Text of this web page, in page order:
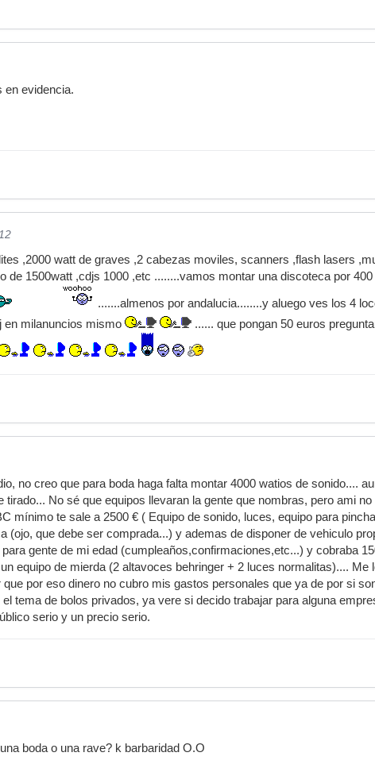
en evidencia.
,2000 watt de graves ,2 cabezas moviles, scanners ,flash lasers
de 1500watt ,cdjs 1000 ,etc ........vamos montar una discoteca por
.......almenos por andalucia........y aluego ves los 4
en milanuncios mismo
...... que pongan 50 euros
no creo que para boda haga falta montar 4000 watios de sonido....
tirado... No sé que equipos llevaran la gente que nombras, pero ami
mínimo te sale a 2500 € ( Equipo de sonido, luces, equipo para
(ojo, que debe ser comprada...) y ademas de disponer de vehiculo
gente de mi edad (cumpleaños,confirmaciones,etc...) y cobraba
equipo de mierda (2 altavoces behringer + 2 luces normalitas).... Me
por eso dinero no cubro mis gastos personales que ya de por si
tema de bolos privados, ya vere si decido trabajar para alguna
serio y un precio serio.
boda o una rave? k barbaridad O.O